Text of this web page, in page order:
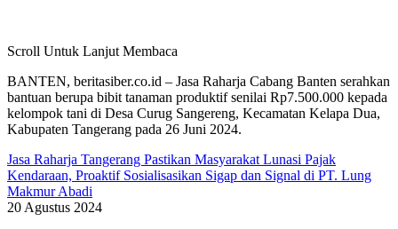
Scroll Untuk Lanjut Membaca
BANTEN, beritasiber.co.id – Jasa Raharja Cabang Banten serahkan
bantuan berupa bibit tanaman produktif senilai Rp7.500.000 kepada
kelompok tani di Desa Curug Sangereng, Kecamatan Kelapa Dua,
Kabupaten Tangerang pada 26 Juni 2024.
Jasa Raharja Tangerang Pastikan Masyarakat Lunasi Pajak
Kendaraan, Proaktif Sosialisasikan Sigap dan Signal di PT. Lung
Makmur Abadi
20 Agustus 2024